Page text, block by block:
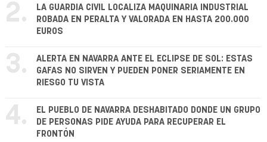
2.
LA GUARDIA CIVIL LOCALIZA MAQUINARIA INDUSTRIAL
ROBADA EN PERALTA Y VALORADA EN HASTA 200.000
EUROS
3.
ALERTA EN NAVARRA ANTE EL ECLIPSE DE SOL: ESTAS
GAFAS NO SIRVEN Y PUEDEN PONER SERIAMENTE EN
RIESGO TU VISTA
4.
EL PUEBLO DE NAVARRA DESHABITADO DONDE UN GRUPO
DE PERSONAS PIDE AYUDA PARA RECUPERAR EL
FRONTÓN